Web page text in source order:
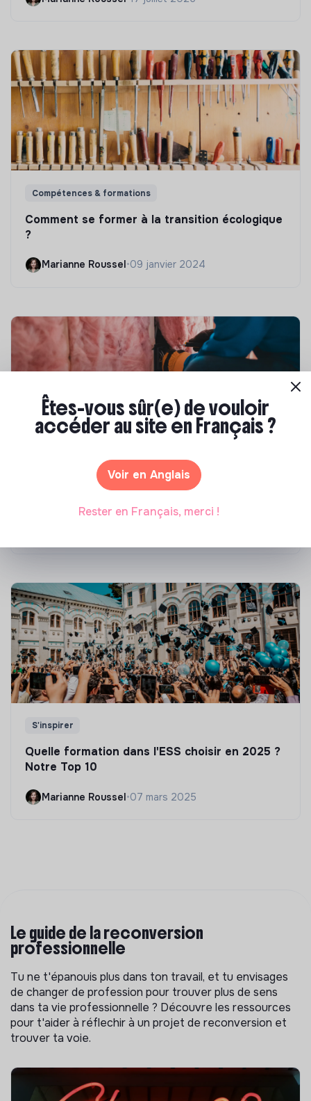
Compétences & formations
Comment se former à la transition écologique
?
Marianne Roussel •09 janvier 2024
Compétences & formations
Top 8 des formations en rénovation
S'inspirer
Quelle formation dans l'ESS choisir en 2025 ?
Notre Top 10
Marianne Roussel•07 mars 2025
Le guide de la reconversion
professionnelle
Tu ne t'épanouis plus dans ton travail, et tu envisages
de changer de profession pour trouver plus de sens
dans ta vie professionnelle ? Découvre les ressources
pour t'aider à réflechir à un projet de reconversion et
trouver ta voie.
Êtes-vous sûr(e) de vouloir
accéder au site en Français ?
Voir en Anglais
Rester en Français, merci !